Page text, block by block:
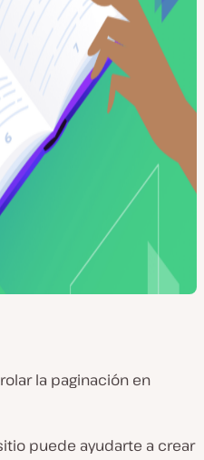
la paginación en
puede ayudarte a crear